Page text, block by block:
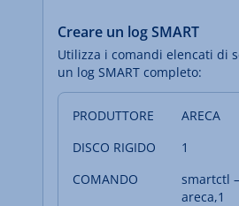
Creare un log SMART
Utilizza i comandi elencati di
un log SMART completo:
ARECA
1
smartctl
areca,1